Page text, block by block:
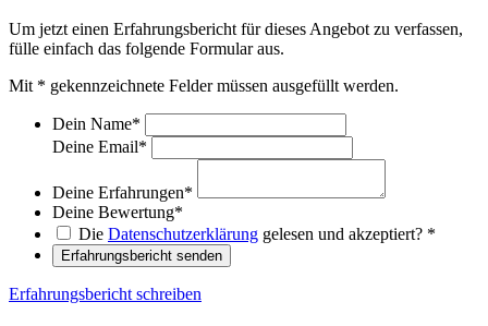
Um jetzt einen Erfahrungsbericht für dieses Angebot zu verfassen,
fülle einfach das folgende Formular aus.
Mit * gekennzeichnete Felder müssen ausgefüllt werden.
Dein Name*
Deine Email*
Deine Erfahrungen*
Deine Bewertung*
Die Datenschutzerklärung gelesen und akzeptiert? *
Erfahrungsbericht senden
Erfahrungsbericht schreiben